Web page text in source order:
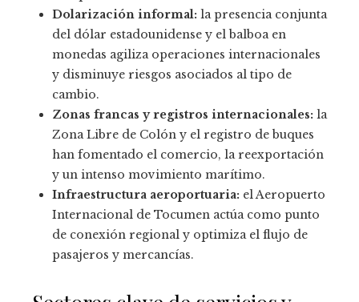
Dolarización informal: la presencia conjunta
del dólar estadounidense y el balboa en
monedas agiliza operaciones internacionales
y disminuye riesgos asociados al tipo de
cambio.
Zonas francas y registros internacionales: la
Zona Libre de Colón y el registro de buques
han fomentado el comercio, la reexportación
y un intenso movimiento marítimo.
Infraestructura aeroportuaria: el Aeropuerto
Internacional de Tocumen actúa como punto
de conexión regional y optimiza el flujo de
pasajeros y mercancías.